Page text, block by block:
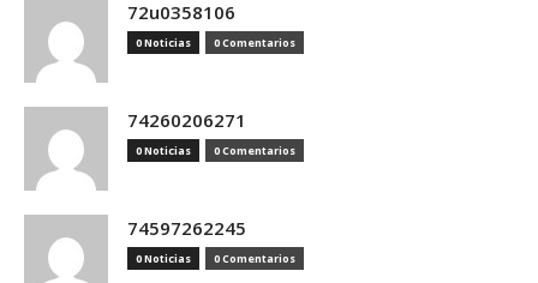
72u0358106
0 Noticias 0 Comentarios
74260206271
0 Noticias 0 Comentarios
74597262245
0 Noticias 0 Comentarios